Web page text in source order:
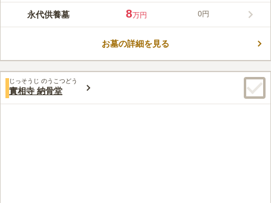
ほか、水子供養や位牌供養まで幅広く対応しております。墓じま
いのご相談も承りますので、まずは一度お気軽にご相談くださ
永代供養墓 8万円 0円
お墓の詳細を見る
じっそうじ のうこつどう
實相寺 納骨堂